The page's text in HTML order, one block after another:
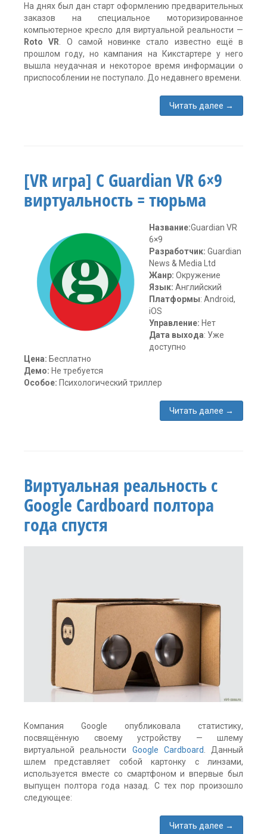
На днях был дан старт оформлению предварительных
заказов на специальное моторизированное
компьютерное кресло для виртуальной реальности —
Roto VR . О самой новинке стало известно ещё в
прошлом году, но кампания на Кикстартере у него
вышла неудачная и некоторое время информации о
приспособлении не поступало. До недавнего времени.
Читать далее →
oculus
rift ,
PSVR,
Roto
виртуальной
реальности
комментария
[VR игра] С Guardian VR 6×9
виртуальность = тюрьма
Название:Guardian VR
6×9
Разработчик: Guardian
News & Media Ltd
Жанр: Окружение
Язык: Английский
Платформы: Android,
iOS
Управление: Нет
Дата выхода: Уже
доступно
Цена: Бесплатно
Демо: Не требуется
Особое: Психологический триллер
Читать далее →
Виртуальная реальность с
Google Cardboard полтора
года спустя
Компания Google опубликовала статистику,
посвящённую своему устройству — шлему
виртуальной реальности Google Cardboard
. Данный
шлем представляет собой картонку с линзами,
используется вместе со смартфоном и впервые был
выпущен полтора года назад. С тех пор произошло
следующее:
Читать далее →